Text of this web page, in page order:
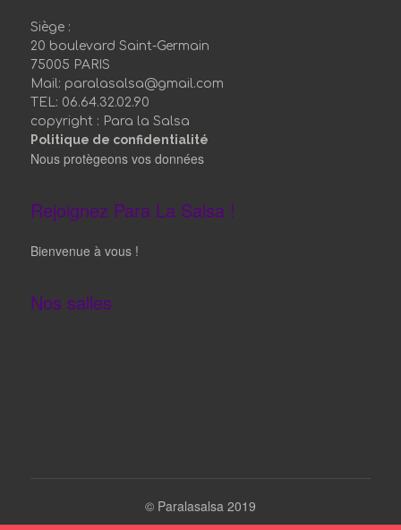
Siège :
20 boulevard Saint-Germain
75005 PARIS
Mail: paralasalsa@gmail.com
TEL: 06.64.32.02.90
copyright : Para la Salsa
Politique de confidentialité
Nous protègeons vos données
Rejoignez Para La Salsa !
Bienvenue à vous !
Nos salles
© Paralasalsa 2019